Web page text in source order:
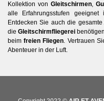
Kollektion von Gleitschirmen,
alle Erfahrungsstufen
Entdecken Sie auch die
dieGleitschirmfliegerei
beimfreien Fliegen. Vertrauen
Abenteuer in der Luft.